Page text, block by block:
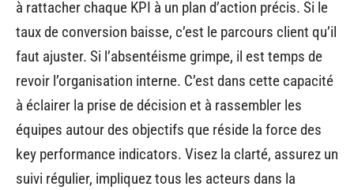
à rattacher chaque KPI à un plan d’action précis. Si le
taux de conversion baisse, c’est le parcours client qu’il
faut ajuster. Si l’absentéisme grimpe, il est temps de
revoir l’organisation interne. C’est dans cette capacité
à éclairer la prise de décision et à rassembler les
équipes autour des objectifs que réside la force des
key performance indicators. Visez la clarté, assurez un
suivi régulier, impliquez tous les acteurs dans la